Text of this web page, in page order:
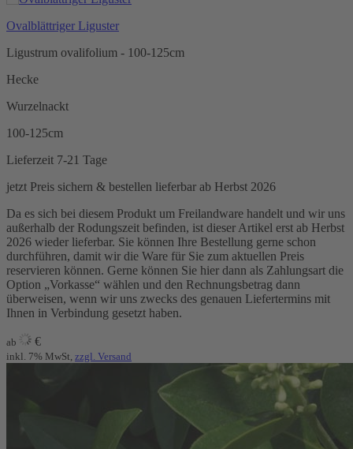
Ovalblättriger Liguster
Ligustrum ovalifolium - 100-125cm
Hecke
Wurzelnackt
100-125cm
Lieferzeit 7-21 Tage
jetzt Preis sichern & bestellen lieferbar ab Herbst 2026
Da es sich bei diesem Produkt um Freilandware handelt und wir uns
außerhalb der Rodungszeit befinden, ist dieser Artikel erst ab Herbst
2026 wieder lieferbar. Sie können Ihre Bestellung gerne schon
durchführen, damit wir die Ware für Sie zum aktuellen Preis
reservieren können. Gerne können Sie hier dann als Zahlungsart die
Option „Vorkasse“ wählen und den Rechnungsbetrag dann
überweisen, wenn wir uns zwecks des genauen Liefertermins mit
Ihnen in Verbindung gesetzt haben.
ab €
inkl. 7% MwSt, zzgl. Versand